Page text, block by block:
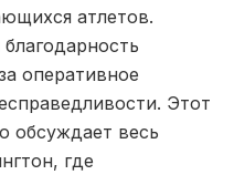
атлетов.
оперативное
Этот
обсуждает весь
где